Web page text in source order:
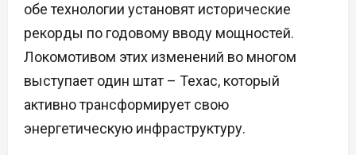
обе технологии установят исторические
рекорды по годовому вводу мощностей.
Локомотивом этих изменений во многом
выступает один штат – Техас, который
активно трансформирует свою
энергетическую инфраструктуру.